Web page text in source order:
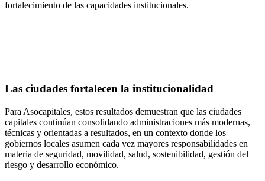
fortalecimiento de las capacidades institucionales.
Las ciudades fortalecen la institucionalidad
Para Asocapitales, estos resultados demuestran que las ciudades
capitales continúan consolidando administraciones más modernas,
técnicas y orientadas a resultados, en un contexto donde los
gobiernos locales asumen cada vez mayores responsabilidades en
materia de seguridad, movilidad, salud, sostenibilidad, gestión del
riesgo y desarrollo económico.